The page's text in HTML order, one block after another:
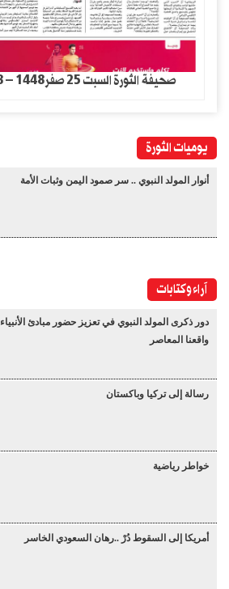
صحيفة الثورة السبت 25 صفر1448 – 8 اغسطس 2026
يوميات الثورة
أنوار المولد النبوي .. سر صمود اليمن وثبات الأمة
آراء وكتابات
دور ذكرى المولد النبوي في تعزيز حضور مبادئ
واقعنا المعاصر
رسالة إلى تركيا وباكستان
خواطر رياضية
أمريكا إلى السقوط دُرْ ..رهان السعودي الخاسر